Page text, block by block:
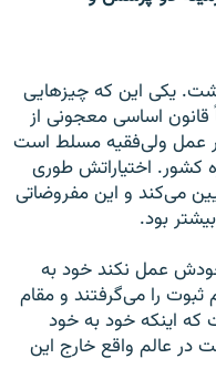
یکی این که چیزهایی
قانون اساسی معجونی از
عمل ولی‌فقیه مسلط است
کشور. اختیاراتش طوری
می‌کند و این مفروضاتی
بود.
عمل نکند خود به
را می‌گرفتند و مقام
که اینکه خود به خود
عالم واقع خارج این